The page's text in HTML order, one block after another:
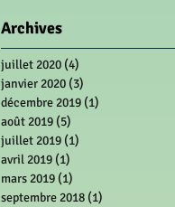
Archives
juillet 2020 (4)
janvier 2020 (3)
décembre 2019 (1)
août 2019 (5)
juillet 2019 (1)
avril 2019 (1)
mars 2019 (1)
septembre 2018 (1)